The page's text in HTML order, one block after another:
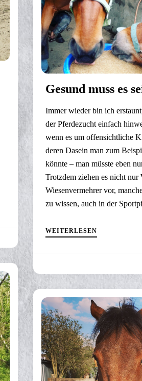
Gesund muss es
Immer wieder bin ich
der Pferdezucht einfach
wenn es um offensichtliche
deren Dasein man zum
könnte – man müsste eben
Trotzdem ziehen es nicht nur
Wiesenvermehrer vor,
zu wissen, auch in der
WEITERLESEN